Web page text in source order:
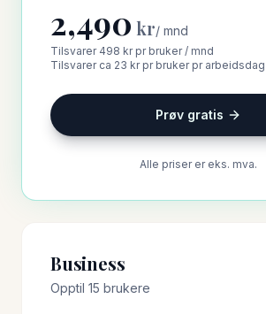
2,490 kr/ mnd
Tilsvarer 498 krpr bruker / mnd
Tilsvarer ca 23 kr pr bruker pr arbeidsdag
Prøv gratis
Alle priser er eks. mva.
Business
Opptil 15 brukere